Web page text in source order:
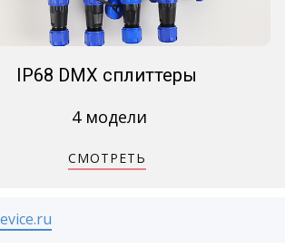
IP68 DMX сплиттеры
4 модели
СМОТРЕТЬ